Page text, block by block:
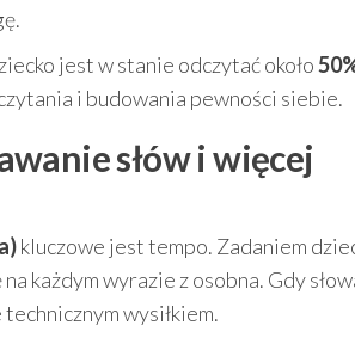
jest w stanie odczytać około
i budowania pewności siebie.
słów i więcej
kluczowe jest tempo. Zadaniem
każdym wyrazie z osobna. Gdy
wysiłkiem.